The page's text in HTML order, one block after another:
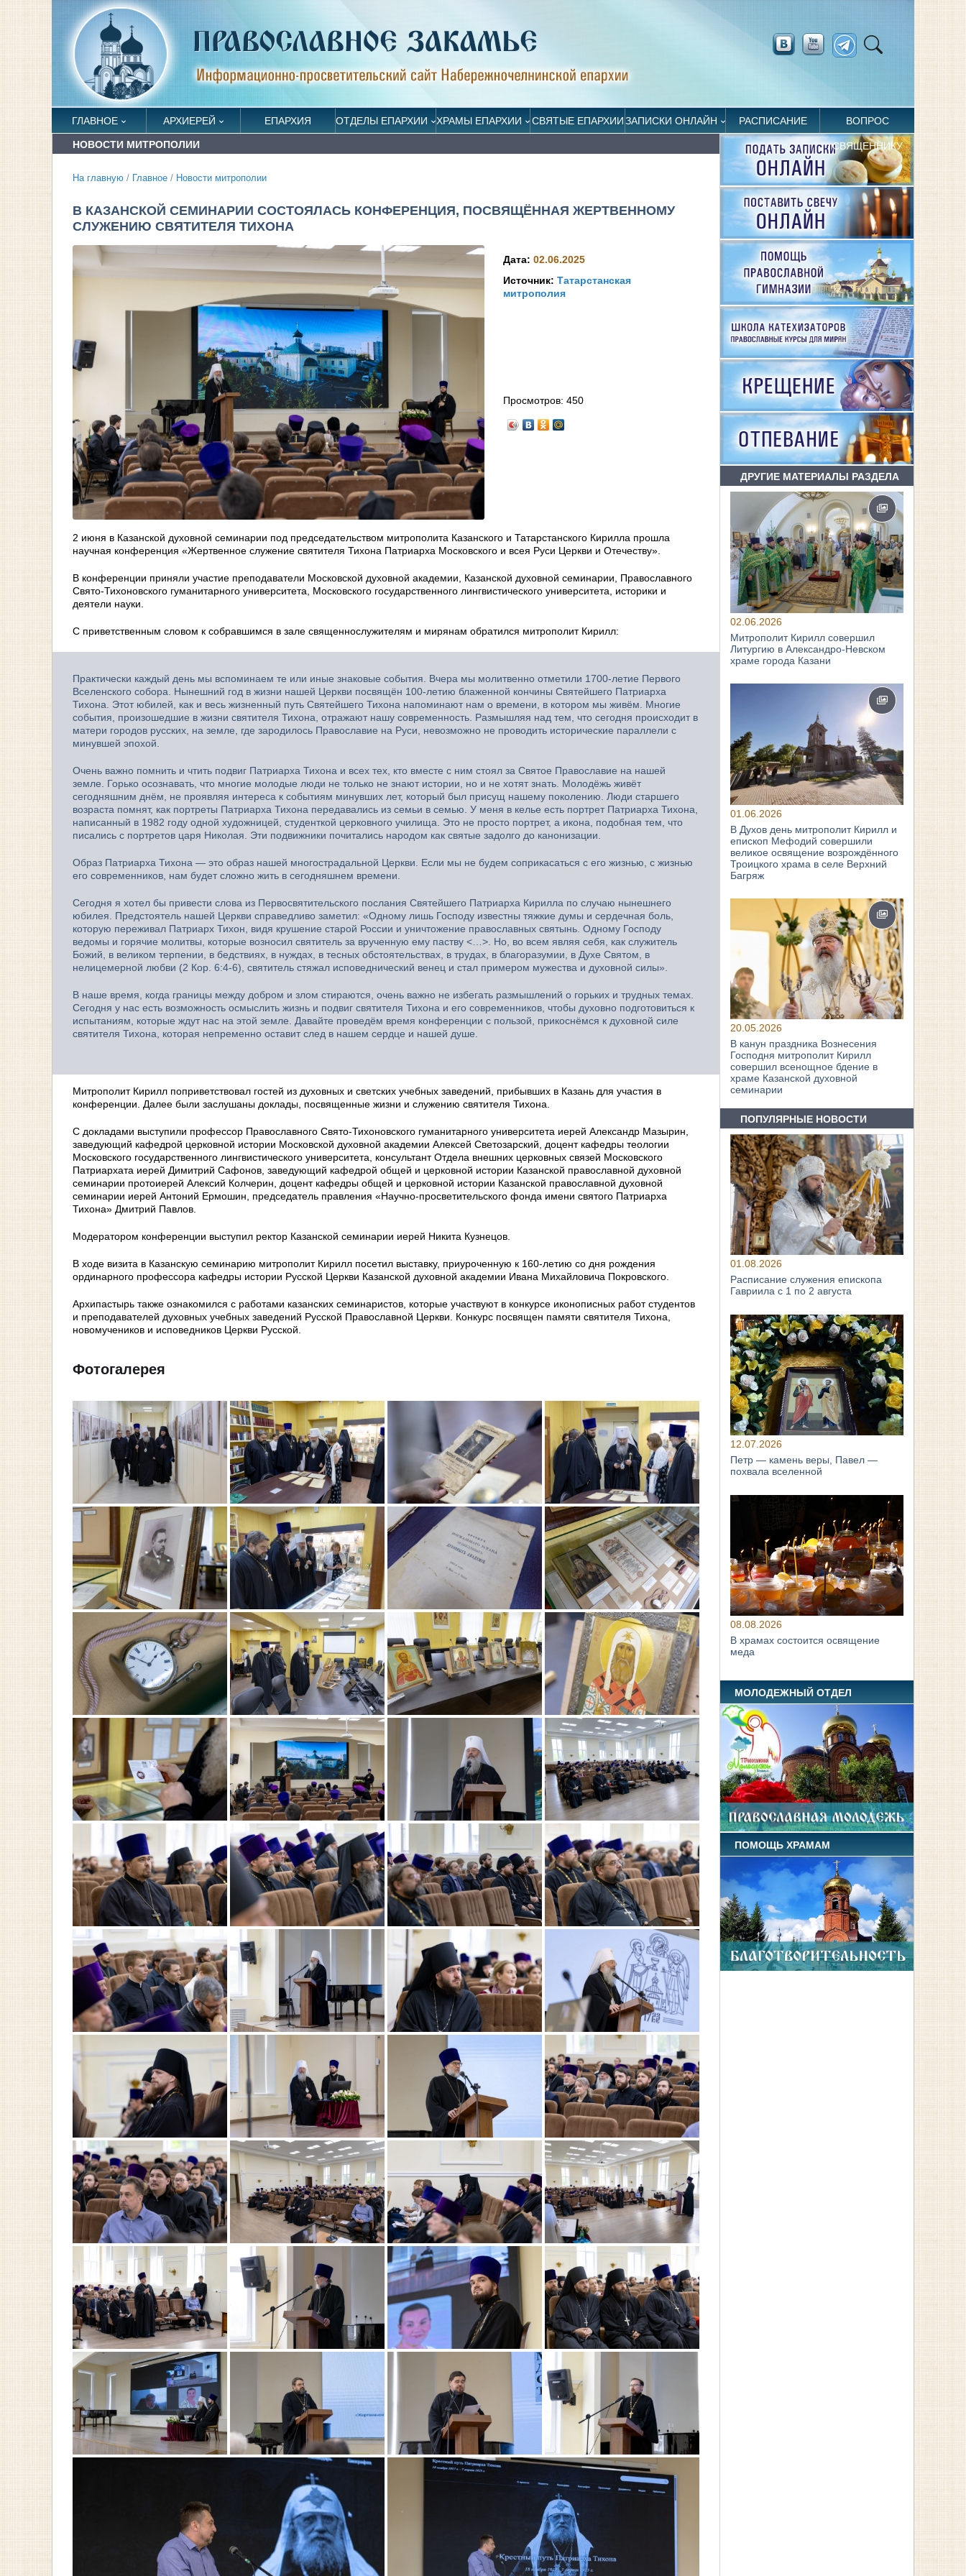
ГЛАВНОЕ АРХИЕРЕЙ ЕПАРХИЯ ОТДЕЛЫ ЕПАРХИИ ХРАМЫ ЕПАРХИИ СВЯТЫЕ ЕПАРХИИЗАПИСКИ ОНЛАЙН РАСПИСАНИЕ ВОПРОС
СВЯЩЕННИКУ
НОВОСТИ МИТРОПОЛИИ
На главную / Главное / Новости митрополии
В КАЗАНСКОЙ СЕМИНАРИИ СОСТОЯЛАСЬ КОНФЕРЕНЦИЯ, ПОСВЯЩЁННАЯ ЖЕРТВЕННОМУ
СЛУЖЕНИЮ СВЯТИТЕЛЯ ТИХОНА
Дата:02.06.2025
Источник:Татарстанская
митрополия
Просмотров:450
2 июня в Казанской духовной семинарии под председательством митрополита Казанского и Татарстанского Кирилла прошла
научная конференция «Жертвенное служение святителя Тихона Патриарха Московского и всея Руси Церкви и Отечеству».
В конференции приняли участие преподаватели Московской духовной академии, Казанской духовной семинарии, Православного
Свято-Тихоновского гуманитарного университета, Московского государственного лингвистического университета, историки и
деятели науки.
С приветственным словом к собравшимся в зале священнослужителям и мирянам обратился митрополит Кирилл:
Практически каждый день мы вспоминаем те или иные знаковые события. Вчера мы молитвенно отметили 1700-летие Первого
Вселенского собора. Нынешний год в жизни нашей Церкви посвящён 100-летию блаженной кончины Святейшего Патриарха
Тихона. Этот юбилей, как и весь жизненный путь Святейшего Тихона напоминают нам о времени, в котором мы живём. Многие
события, произошедшие в жизни святителя Тихона, отражают нашу современность. Размышляя над тем, что сегодня происходит в
матери городов русских, на земле, где зародилось Православие на Руси, невозможно не проводить исторические параллели с
минувшей эпохой.
Очень важно помнить и чтить подвиг Патриарха Тихона и всех тех, кто вместе с ним стоял за Святое Православие на нашей
земле. Горько осознавать, что многие молодые люди не только не знают истории, но и не хотят знать. Молодёжь живёт
сегодняшним днём, не проявляя интереса к событиям минувших лет, который был присущ нашему поколению. Люди старшего
возраста помнят, как портреты Патриарха Тихона передавались из семьи в семью. У меня в келье есть портрет Патриарха Тихона,
написанный в 1982 году одной художницей, студенткой церковного училища. Это не просто портрет, а икона, подобная тем, что
писались с портретов царя Николая. Эти подвижники почитались народом как святые задолго до канонизации.
Образ Патриарха Тихона — это образ нашей многострадальной Церкви. Если мы не будем соприкасаться с его жизнью, с жизнью
его современников, нам будет сложно жить в сегодняшнем времени.
Сегодня я хотел бы привести слова из Первосвятительского послания Святейшего Патриарха Кирилла по случаю нынешнего
юбилея. Предстоятель нашей Церкви справедливо заметил: «Одному лишь Господу известны тяжкие думы и сердечная боль,
которую переживал Патриарх Тихон, видя крушение старой России и уничтожение православных святынь. Одному Господу
ведомы и горячие молитвы, которые возносил святитель за врученную ему паству <…>. Но, во всем являя себя, как служитель
Божий, в великом терпении, в бедствиях, в нуждах, в тесных обстоятельствах, в трудах, в благоразумии, в Духе Святом, в
нелицемерной любви (2 Кор. 6:4-6), святитель стяжал исповеднический венец и стал примером мужества и духовной силы».
В наше время, когда границы между добром и злом стираются, очень важно не избегать размышлений о горьких и трудных темах.
Сегодня у нас есть возможность осмыслить жизнь и подвиг святителя Тихона и его современников, чтобы духовно подготовиться к
испытаниям, которые ждут нас на этой земле. Давайте проведём время конференции с пользой, прикоснёмся к духовной силе
святителя Тихона, которая непременно оставит след в нашем сердце и нашей душе.
Митрополит Кирилл поприветствовал гостей из духовных и светских учебных заведений, прибывших в Казань для участия в
конференции. Далее были заслушаны доклады, посвященные жизни и служению святителя Тихона.
С докладами выступили профессор Православного Свято-Тихоновского гуманитарного университета иерей Александр Мазырин,
заведующий кафедрой церковной истории Московской духовной академии Алексей Светозарский, доцент кафедры теологии
Московского государственного лингвистического университета, консультант Отдела внешних церковных связей Московского
Патриархата иерей Димитрий Сафонов, заведующий кафедрой общей и церковной истории Казанской православной духовной
семинарии протоиерей Алексий Колчерин, доцент кафедры общей и церковной истории Казанской православной духовной
семинарии иерей Антоний Ермошин, председатель правления «Научно-просветительского фонда имени святого Патриарха
Тихона» Дмитрий Павлов.
Модератором конференции выступил ректор Казанской семинарии иерей Никита Кузнецов.
В ходе визита в Казанскую семинарию митрополит Кирилл посетил выставку, приуроченную к 160-летию со дня рождения
ординарного профессора кафедры истории Русской Церкви Казанской духовной академии Ивана Михайловича Покровского.
Архипастырь также ознакомился с работами казанских семинаристов, которые участвуют в конкурсе иконописных работ студентов
и преподавателей духовных учебных заведений Русской Православной Церкви. Конкурс посвящен памяти святителя Тихона,
новомучеников и исповедников Церкви Русской.
Фотогалерея
ДРУГИЕ МАТЕРИАЛЫ РАЗДЕЛА
02.06.2026
Митрополит Кирилл совершил
Литургию в Александро-Невском
храме города Казани
01.06.2026
В Духов день митрополит Кирилл и
епископ Мефодий совершили
великое освящение возрождённого
Троицкого храма в селе Верхний
Багряж
20.05.2026
В канун праздника Вознесения
Господня митрополит Кирилл
совершил всенощное бдение в
храме Казанской духовной
семинарии
ПОПУЛЯРНЫЕ НОВОСТИ
01.08.2026
Расписание служения епископа
Гавриила с 1 по 2 августа
12.07.2026
Петр — камень веры, Павел —
похвала вселенной
08.08.2026
В храмах состоится освящение
меда
МОЛОДЕЖНЫЙ ОТДЕЛ
ПОМОЩЬ ХРАМАМ